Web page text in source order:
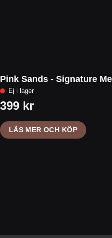
Pink Sands - Signature
LÄS MER OCH KÖP